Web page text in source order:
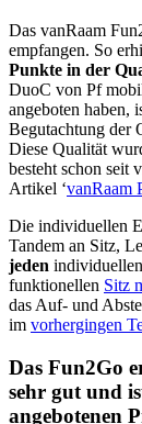
Das vanRaam
empfangen. So
Punkte in der
DuoC von Pf
angeboten haben,
Begutachtung der
Diese Qualität
besteht schon seit
Artikel ‘vanRaam
Die individuellen
Tandem an Sitz,
jeden
funktionellen Sitz
das Auf- und
im vorhergingen
Das Fun2Go
sehr gut und
angebotenen